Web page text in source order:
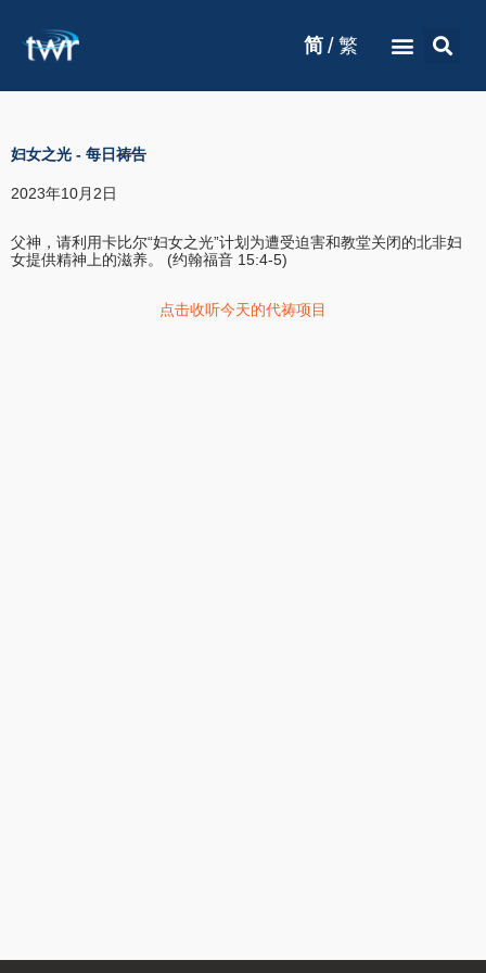
简 / 繁
妇女之光 - 每日祷告
2023年10月2日
父神，请利用卡比尔“妇女之光”计划为遭受迫害和教堂关闭的北非妇
女提供精神上的滋养。 (约翰福音 15:4-5)
点击收听今天的代祷项目